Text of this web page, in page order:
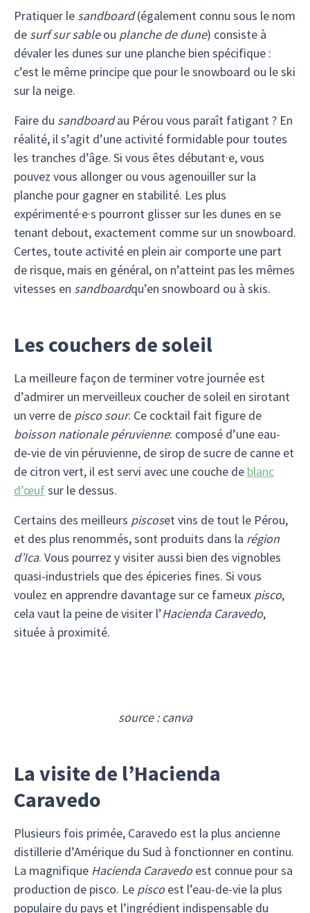
Pratiquer le sandboard(également connu sous le nom
de surf sur sableou planche de dune) consiste à
dévaler les dunes sur une planche bien spécifique :
c’est le même principe que pour le snowboard ou le ski
sur la neige.
Faire du sandboardau Pérou vous paraît fatigant ? En
réalité, il s’agit d’une activité formidable pour toutes
les tranches d’âge. Si vous êtes débutant·e, vous
pouvez vous allonger ou vous agenouiller sur la
planche pour gagner en stabilité. Les plus
expérimenté·e·s pourront glisser sur les dunes en se
tenant debout, exactement comme sur un snowboard.
Certes, toute activité en plein air comporte une part
de risque, mais en général, on n’atteint pas les mêmes
vitesses en sandboardqu’en snowboard ou à skis.
Les couchers de soleil
La meilleure façon de terminer votre journée est
d’admirer un merveilleux coucher de soleil en sirotant
un verre de pisco sour. Ce cocktail fait figure de
boisson nationale péruvienne: composé d’une eau-
de-vie de vin péruvienne, de sirop de sucre de canne et
de citron vert, il est servi avec une couche de blanc
d’œufsur le dessus.
Certains des meilleurs piscoset vins de tout le Pérou,
et des plus renommés, sont produits dans la région
d’Ica. Vous pourrez y visiter aussi bien des vignobles
quasi-industriels que des épiceries fines. Si vous
voulez en apprendre davantage sur ce fameux pisco,
cela vaut la peine de visiter l’Hacienda Caravedo,
située à proximité.
source : canva
La visite de l’Hacienda
Caravedo
Plusieurs fois primée, Caravedo est la plus ancienne
distillerie d’Amérique du Sud à fonctionner en continu.
La magnifique Hacienda Caravedoest connue pour sa
production de pisco. Le piscoest l’eau-de-vie la plus
populaire du pays et l’ingrédient indispensable du